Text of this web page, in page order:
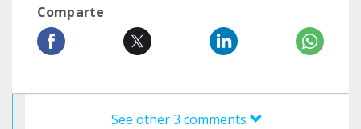
Comparte
See other 3 comments